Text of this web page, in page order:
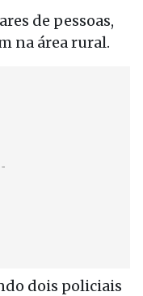
de pessoas,
na área rural.
dois policiais